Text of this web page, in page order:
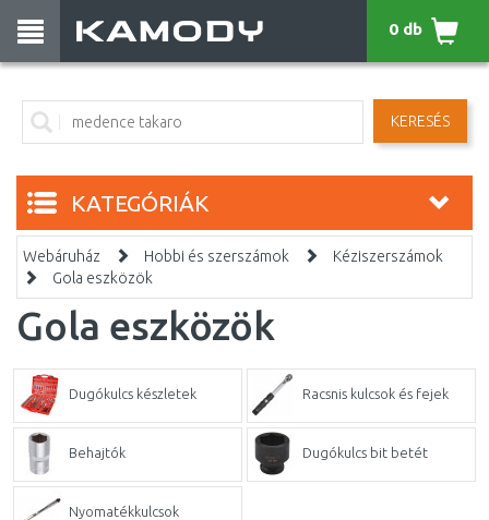
KERESÉS
0 db
KATEGÓRIÁK
Webáruház Hobbi és szerszámok
Kéziszerszámok
Gola eszközök
Gola eszközök
Dugókulcs készletek Racsnis kulcsok és fejek
Behajtók Dugókulcs bit betét
Nyomatékkulcsok